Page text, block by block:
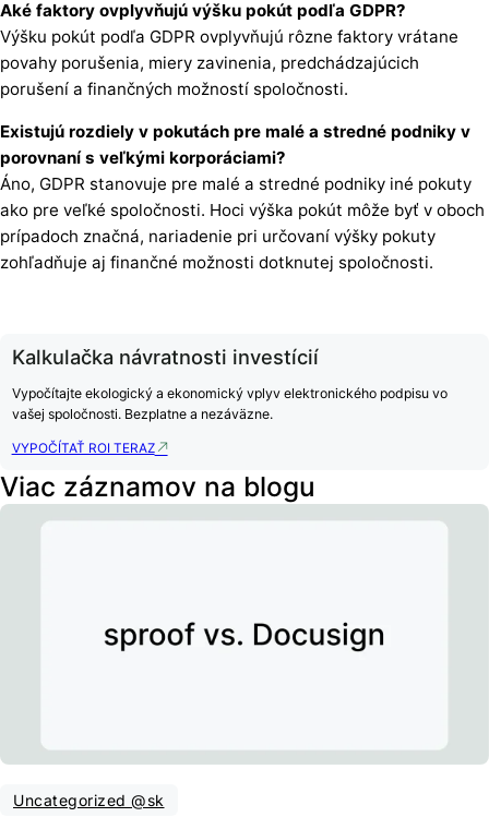
Aké faktory ovplyvňujú výšku pokút podľa GDPR?
Výšku pokút podľa GDPR ovplyvňujú rôzne faktory vrátane
povahy porušenia, miery zavinenia, predchádzajúcich
porušení a finančných možností spoločnosti.
Existujú rozdiely v pokutách pre malé a stredné podniky v
porovnaní s veľkými korporáciami?
Áno, GDPR stanovuje pre malé a stredné podniky iné pokuty
ako pre veľké spoločnosti. Hoci výška pokút môže byť v oboch
prípadoch značná, nariadenie pri určovaní výšky pokuty
zohľadňuje aj finančné možnosti dotknutej spoločnosti.
Kalkulačka návratnosti investícií
Vypočítajte ekologický a ekonomický vplyv elektronického podpisu vo
vašej spoločnosti. Bezplatne a nezáväzne.
VYPOČÍTAŤ ROI TERAZ
Viac záznamov na blogu
Uncategorized @sk